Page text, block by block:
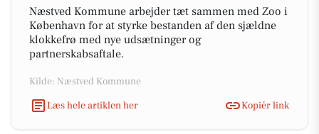
Næstved Kommune arbejder tæt sammen med Zoo i
København for at styrke bestanden af den sjældne
klokkefrø med nye udsætninger og
partnerskabsaftale.
Kilde: Næstved Kommune
Læs hele artiklen her
Kopiér link